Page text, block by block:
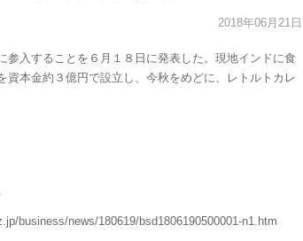
2018年06月21日
参入することを６月１８日に発表した。現地インドに食
資本金約３億円で設立し、今秋をめどに、レトルトカレ
business/news/180619/bsd1806190500001-n1.htm